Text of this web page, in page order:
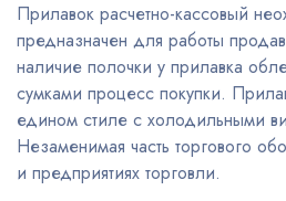
Прилавок расчетно-кассовый
предназначен для работы
наличие полочки у прилавка
сумками процесс покупки.
едином стиле с холодильными
Незаменимая часть торгового
и предприятиях торговли.